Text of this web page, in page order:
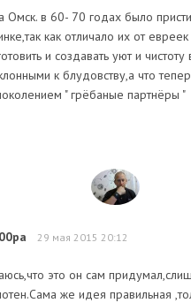
Омск. в 60- 70 годах было
как отличало их от
и создавать уют и
к блудовству,а что
" грёбаные партнёры "
29 мая 2015 20:12
это он сам
же идея правильная